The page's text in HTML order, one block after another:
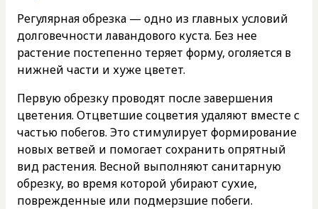
Регулярная обрезка — одно из главных условий
долговечности лавандового куста. Без нее
растение постепенно теряет форму, оголяется в
нижней части и хуже цветет.
Первую обрезку проводят после завершения
цветения. Отцветшие соцветия удаляют вместе с
частью побегов. Это стимулирует формирование
новых ветвей и помогает сохранить опрятный
вид растения. Весной выполняют санитарную
обрезку, во время которой убирают сухие,
поврежденные или подмерзшие побеги.